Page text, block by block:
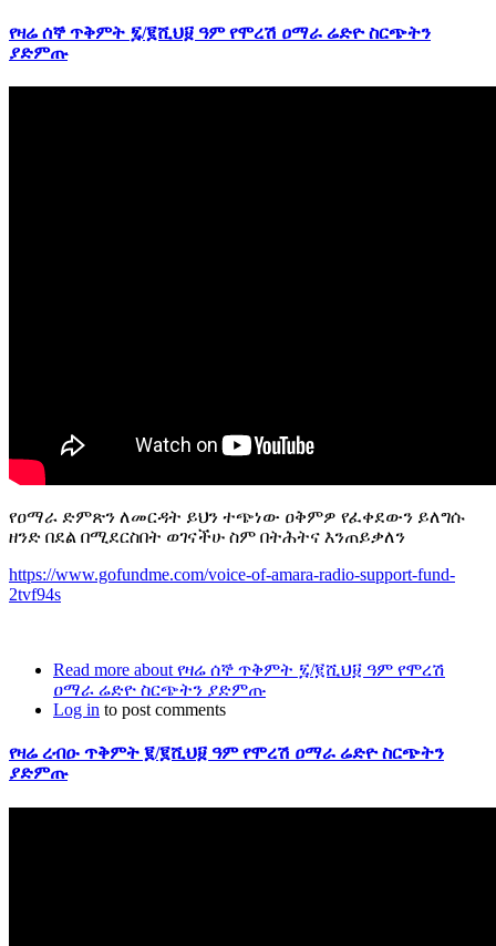
የዛሬ ሰኞ ጥቅምት ፯/፪ሺህ፱ ዓም የሞረሽ ዐማራ ሬድዮ ስርጭትን
ያድምጡ
የዐማራ ድምጽን ለመርዳት ይህን ተጭነው ዐቅምዎ የፈቀደውን ይለግሱ
ዘንድ በደል በሚደርስበት ወገናችሁ ስም በትሕትና እንጠይቃለን
https://www.gofundme.com/voice-of-amara-radio-support-fund-
2tvf94s
Read more about የዛሬ ሰኞ ጥቅምት ፯/፪ሺህ፱ ዓም የሞረሽ
ዐማራ ሬድዮ ስርጭትን ያድምጡ
Log in to post comments
የዛሬ ረብዑ ጥቅምት ፪/፪ሺህ፱ ዓም የሞረሽ ዐማራ ሬድዮ ስርጭትን
ያድምጡ